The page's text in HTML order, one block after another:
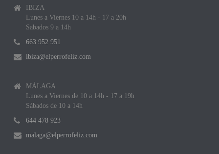
IBIZA
Lunes a Viernes 10 a 14h - 17 a 20h
Sabados 9 a 14h
663 952 951
ibiza@elperrofeliz.com
MÁLAGA
Lunes a Viernes de 10 a 14h - 17 a 19h
Sábados de 10 a 14h
644 478 923
malaga@elperrofeliz.com